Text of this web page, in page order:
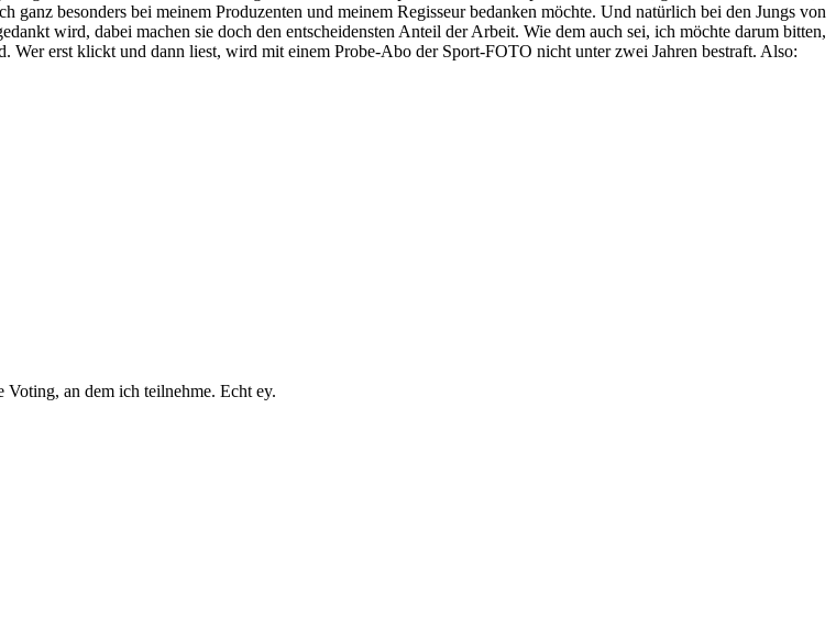
besonders bei meinem Produzenten und meinem Regisseur bedanken möchte. Und natürlich bei den Jungs von
wird, dabei machen sie doch den entscheidensten Anteil der Arbeit. Wie dem auch sei, ich möchte darum bitten,
Wer erst klickt und dann liest, wird mit einem Probe-Abo der Sport-FOTO nicht unter zwei Jahren bestraft. Also:
an dem ich teilnehme. Echt ey.